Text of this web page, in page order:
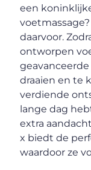
een
daarvoor.
ontworpen
draaien en te
verdiende
lange dag
extra
x biedt de
waardoor ze